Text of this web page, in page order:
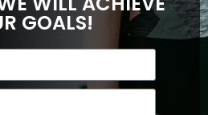
GOALS!